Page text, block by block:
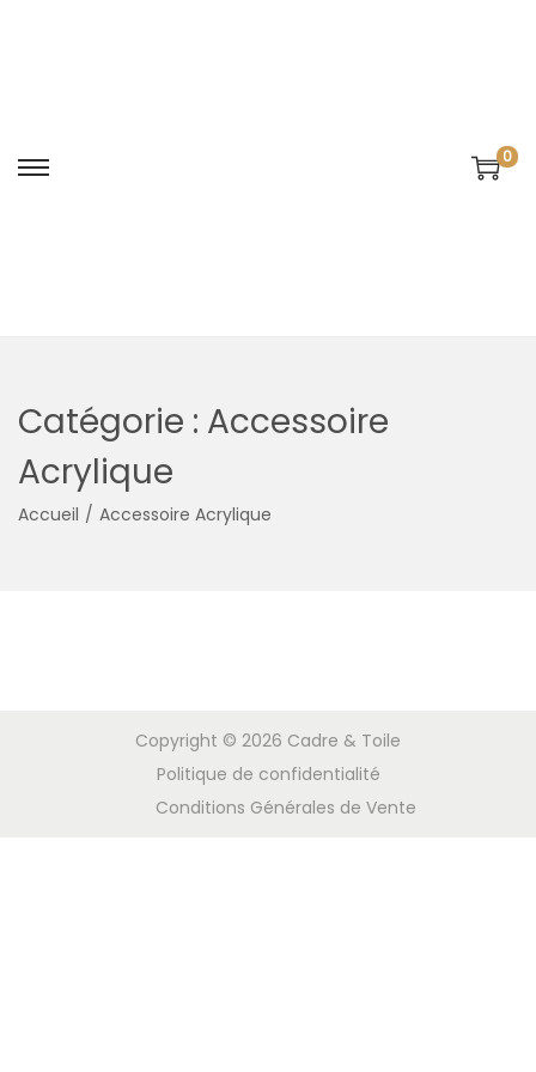
0
Catégorie : Accessoire
Acrylique
Accueil / Accessoire Acrylique
Copyright © 2026 Cadre & Toile
Politique de confidentialité
Conditions Générales de Vente